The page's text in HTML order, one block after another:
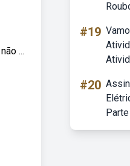
...
#19
#20